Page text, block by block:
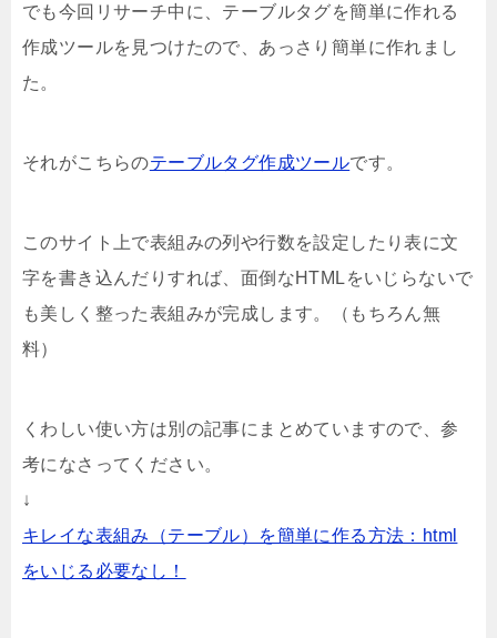
でも今回リサーチ中に、テーブルタグを簡単に作れる
作成ツールを見つけたので、あっさり簡単に作れまし
た。
それがこちらのテーブルタグ作成ツールです。
このサイト上で表組みの列や行数を設定したり表に文
字を書き込んだりすれば、面倒なHTMLをいじらないで
も美しく整った表組みが完成します。（もちろん無
料）
くわしい使い方は別の記事にまとめていますので、参
考になさってください。
↓
キレイな表組み（テーブル）を簡単に作る方法：html
をいじる必要なし！